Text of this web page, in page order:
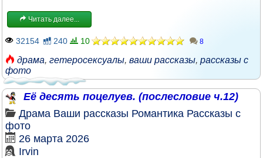
Читать далее...
32154 240 10 8
драма, гетеросексуалы, ваши рассказы, рассказы с
фото
Её десять поцелуев. (послесловие ч.12)
Драма Ваши рассказы Романтика Рассказы с
фото
26 марта 2026
Irvin